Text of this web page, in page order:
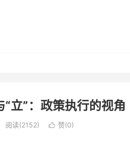
“立”：政策执行的视角
阅读(2152)  赞(0)